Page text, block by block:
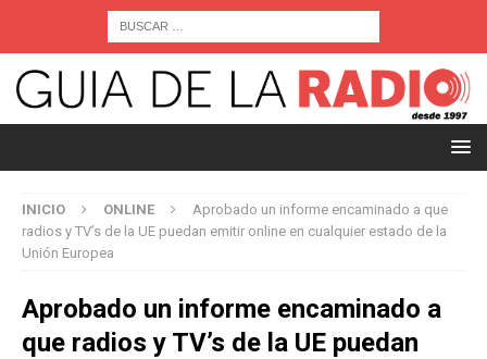
INICIO ONLINE
Aprobado un informe encaminado a que
radios y TV’s de la UE puedan emitir online en cualquier estado de la
Unión Europea
Aprobado un informe encaminado a
que radios y TV’s de la UE puedan